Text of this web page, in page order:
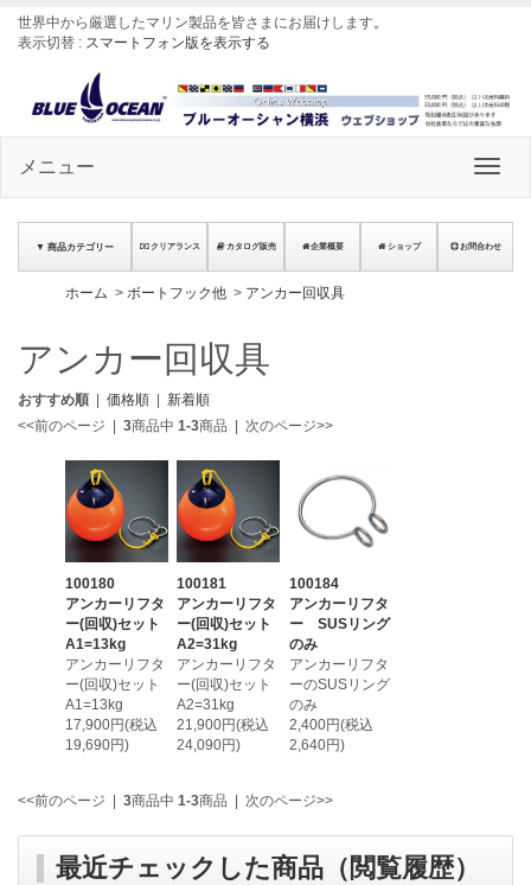
世界中から厳選したマリン製品を皆さまにお届けします。
表示切替 : スマートフォン版を表示する
メニュー
▼ 商品カテゴリー クリアランス カタログ販売 企業概要 ショップ お問合わせ
ホーム > ボートフック他 > アンカー回収具
アンカー回収具
おすすめ順 | 価格順 | 新着順
<<前のページ | 3商品中 1-3商品 | 次のページ>>
100180
アンカーリフタ
ー(回収)セット
A1=13kg
アンカーリフタ
ー(回収)セット
A1=13kg
17,900円(税込
19,690円)
100181
アンカーリフタ
ー(回収)セット
A2=31kg
アンカーリフタ
ー(回収)セット
A2=31kg
21,900円(税込
24,090円)
100184
アンカーリフタ
ー SUSリング
のみ
アンカーリフタ
ーのSUSリング
のみ
2,400円(税込
2,640円)
<<前のページ 3商品中 1-3商品 次のページ>>
最近チェックした商品（閲覧履歴）